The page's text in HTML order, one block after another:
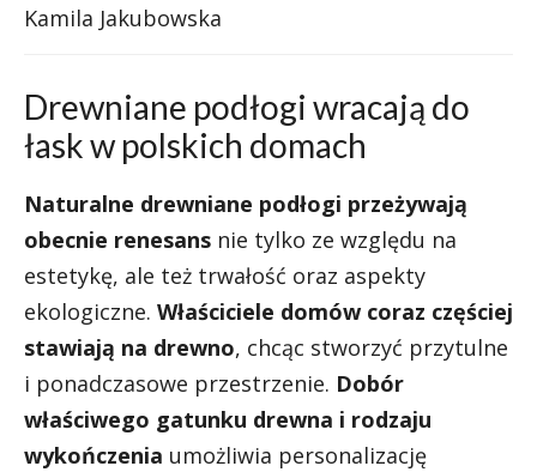
Kamila Jakubowska
Drewniane podłogi wracają do
łask w polskich domach
Naturalne drewniane podłogi przeżywają
obecnie renesans nie tylko ze względu na
estetykę, ale też trwałość oraz aspekty
ekologiczne. Właściciele domów coraz częściej
stawiają na drewno, chcąc stworzyć przytulne
i ponadczasowe przestrzenie. Dobór
właściwego gatunku drewna i rodzaju
wykończenia umożliwia personalizację